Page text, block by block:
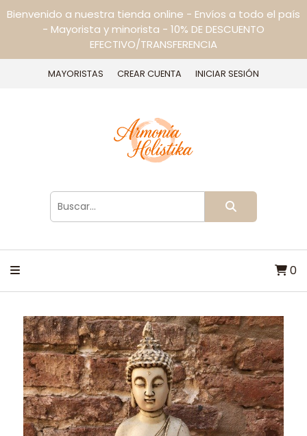
Bienvenido a nuestra tienda online - Envíos a todo el país
- Mayorista y minorista - 10% DE DESCUENTO
EFECTIVO/TRANSFERENCIA
MAYORISTAS CREAR CUENTA INICIAR SESIÓN
0